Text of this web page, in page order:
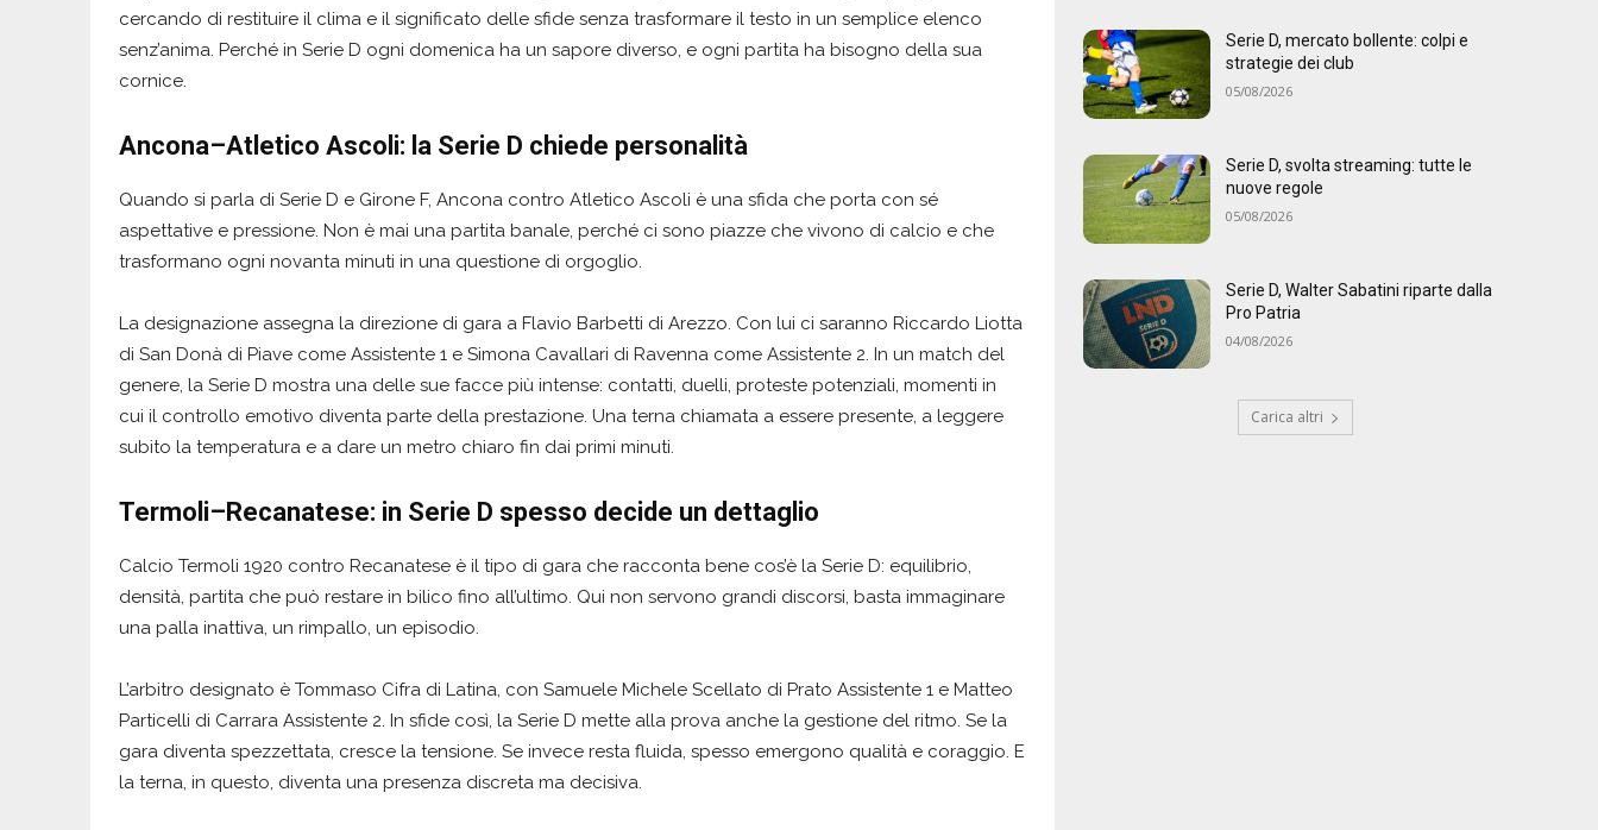
cercando di restituire il clima e il significato delle sfide senza trasformare il testo in un semplice elenco
senz’anima. Perché in Serie D ogni domenica ha un sapore diverso, e ogni partita ha bisogno della sua
cornice.
Ancona–Atletico Ascoli: la Serie D chiede personalità
Quando si parla di Serie D e Girone F, Ancona contro Atletico Ascoli è una sfida che porta con sé
aspettative e pressione. Non è mai una partita banale, perché ci sono piazze che vivono di calcio e che
trasformano ogni novanta minuti in una questione di orgoglio.
La designazione assegna la direzione di gara a Flavio Barbetti di Arezzo. Con lui ci saranno Riccardo Liotta
di San Donà di Piave come Assistente 1 e Simona Cavallari di Ravenna come Assistente 2. In un match del
genere, la Serie D mostra una delle sue facce più intense: contatti, duelli, proteste potenziali, momenti in
cui il controllo emotivo diventa parte della prestazione. Una terna chiamata a essere presente, a leggere
subito la temperatura e a dare un metro chiaro fin dai primi minuti.
Termoli–Recanatese: in Serie D spesso decide un dettaglio
Calcio Termoli 1920 contro Recanatese è il tipo di gara che racconta bene cos’è la Serie D: equilibrio,
densità, partita che può restare in bilico fino all’ultimo. Qui non servono grandi discorsi, basta immaginare
una palla inattiva, un rimpallo, un episodio.
L’arbitro designato è Tommaso Cifra di Latina, con Samuele Michele Scellato di Prato Assistente 1 e Matteo
Particelli di Carrara Assistente 2. In sfide così, la Serie D mette alla prova anche la gestione del ritmo. Se la
gara diventa spezzettata, cresce la tensione. Se invece resta fluida, spesso emergono qualità e coraggio. E
la terna, in questo, diventa una presenza discreta ma decisiva.
Serie D, mercato bollente: colpi e
strategie dei club
05/08/2026
Serie D, svolta streaming: tutte le
nuove regole
05/08/2026
Serie D, Walter Sabatini riparte dalla
Pro Patria
04/08/2026
Carica altri